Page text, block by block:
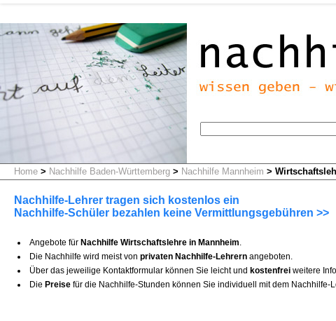
Home > Nachhilfe Baden-Württemberg > Nachhilfe Mannheim >
Nachhilfe-Lehrer tragen sich kostenlos ein
Nachhilfe-Schüler bezahlen keine Vermittlungsgebühren >>
Angebote für Nachhilfe Wirtschaftslehre in Mannheim.
Die Nachhilfe wird meist von privaten Nachhilfe-Lehrern angeboten.
Über das jeweilige Kontaktformular können Sie leicht und kostenfrei weitere
Die Preise für die Nachhilfe-Stunden können Sie individuell mit dem Nachhilfe-